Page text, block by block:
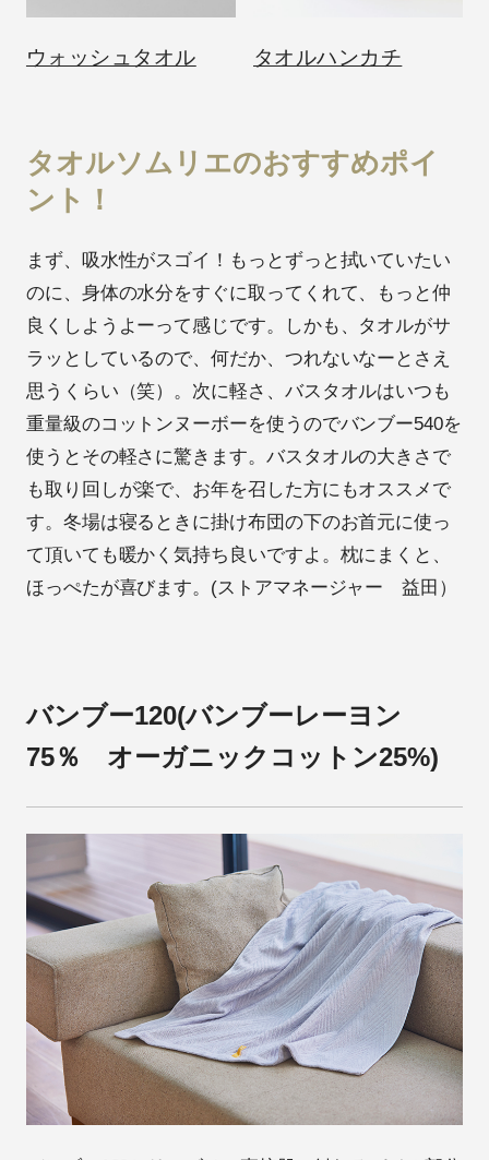
ウォッシュタオル タオルハンカチ
タオルソムリエのおすすめポイ
ント！
まず、吸水性がスゴイ！もっとずっと拭いていたい
のに、身体の水分をすぐに取ってくれて、もっと仲
良くしようよーって感じです。しかも、タオルがサ
ラッとしているので、何だか、つれないなーとさえ
思うくらい（笑）。次に軽さ、バスタオルはいつも
重量級のコットンヌーボーを使うのでバンブー540を
使うとその軽さに驚きます。バスタオルの大きさで
も取り回しが楽で、お年を召した方にもオススメで
す。冬場は寝るときに掛け布団の下のお首元に使っ
て頂いても暖かく気持ち良いですよ。枕にまくと、
ほっぺたが喜びます。(ストアマネージャー 益田）
バンブー120(バンブーレーヨン
75％ オーガニックコットン25%)